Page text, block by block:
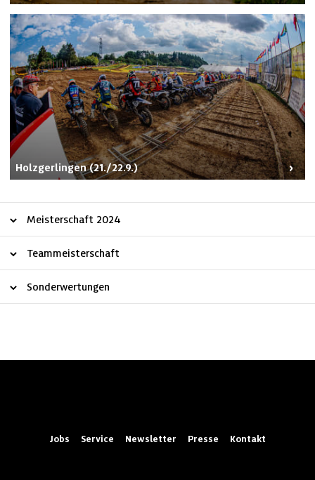
Holzgerlingen (21./22.9.)
Meisterschaft 2024
Teammeisterschaft
Sonderwertungen
Jobs Service Newsletter Presse Kontakt